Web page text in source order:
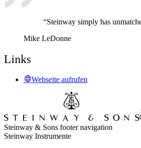
“Steinway simply has
Mike LeDonne
Links
Webseite aufrufen
Steinway & Sons footer navigation
Steinway Instrumente